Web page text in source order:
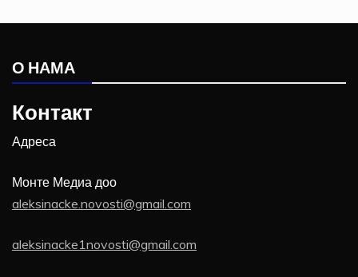
О НАМА
Контакт
Адреса
Монте Медиа доо
aleksinacke.novosti@gmail.com
aleksinacke1novosti@gmail.com